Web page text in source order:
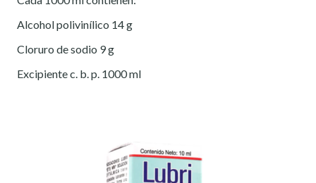
Alcohol polivinílico 14 g
Cloruro de sodio 9 g
Excipiente c. b. p. 1000 ml